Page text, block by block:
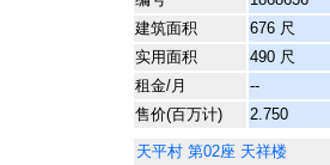
建筑面积
676 尺
实用面积
490 尺
租金/月
--
售价(百万计)
2.750
天平村 第02座 天祥楼